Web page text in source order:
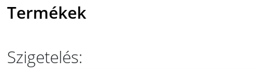
Termékek
Szigetelés: